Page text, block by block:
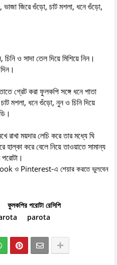
ভাজা জিরে গুঁড়ো, চাট মশলা, ধনে গুঁড়ো,
ও সাদা তেল দিয়ে মিশিয়ে নিন।
গ্রেট করা ফুলকপি সঙ্গে ধনে পাতা
মশলা, ধনে গুঁড়ো, নুন ও চিনি দিয়ে
ময়দার লেচি করে তার মধ্যে ঘি
করে বেলে নিয়ে তাওয়াতে সামান্য
ও Pinterest-এ শেয়ার করতে ভুলবেন
ফুলকপির পরোটা রেসিপি
parota